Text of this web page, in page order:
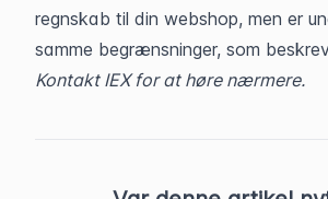
regnskab til din webshop, men er
Kontakt IEX for at høre nærmere.